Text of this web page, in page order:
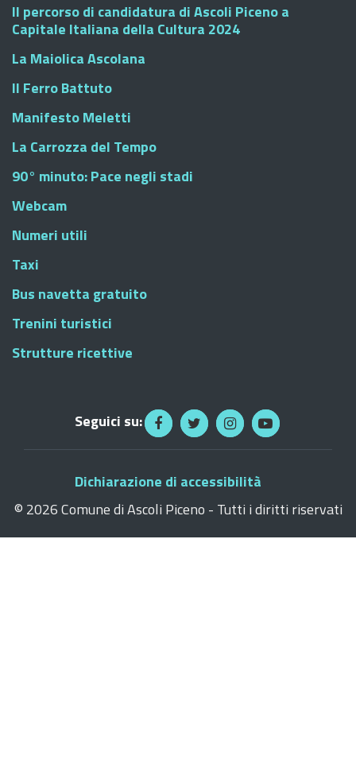
Il percorso di candidatura di Ascoli Piceno a
Capitale Italiana della Cultura 2024
La Maiolica Ascolana
Il Ferro Battuto
Manifesto Meletti
La Carrozza del Tempo
90° minuto: Pace negli stadi
Webcam
Numeri utili
Taxi
Bus navetta gratuito
Trenini turistici
Strutture ricettive
Seguici su:
Dichiarazione di accessibilità
© 2026 Comune di Ascoli Piceno - Tutti i diritti riservati